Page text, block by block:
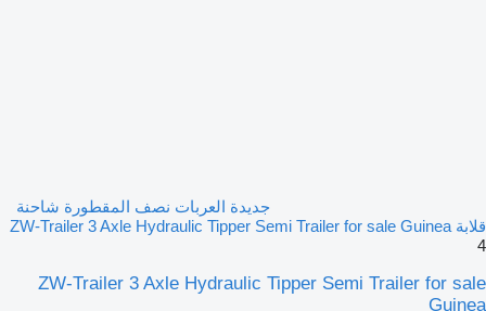
جديدة العربات نصف المقطورة شاحنة
قلابة ZW-Trailer 3 Axle Hydraulic Tipper Semi Trailer for sale Guinea
4
ZW-Trailer 3 Axle Hydraulic Tipper Semi Trailer for sale
Guinea